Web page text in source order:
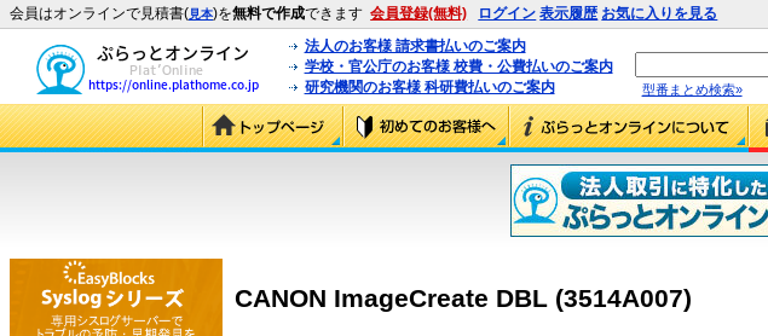
会員はオンラインで見積書(見本)を無料で作成できます 会員登録(無料) ログイン 表示履歴 お気に入りを見る
法人のお客様 請求書払いのご案内
学校・官公庁のお客様 校費・公費払いのご案内
研究機関のお客様 科研費払いのご案内
型番まとめ検索»
CANON ImageCreate DBL (3514A007)